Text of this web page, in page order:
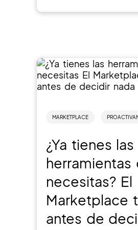
MARKETPLACE
¿Ya tienes las
herramientas
necesitas? El
Marketplace
antes de